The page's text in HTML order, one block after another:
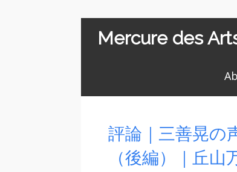
Mercure des
評論｜三善晃の
（後編）｜丘山